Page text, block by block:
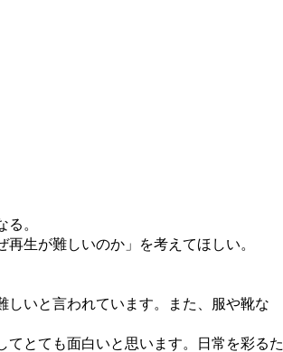
。
生が難しいのか」を考えてほしい。
いと言われています。また、服や靴な
とても面白いと思います。日常を彩るた